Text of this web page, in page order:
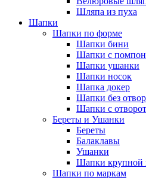
Шляпа из пуха
Шапки
Шапки по форме
Шапки бини
Шапки с
Шапки ушанки
Шапки носок
Шапка докер
Шапки без
Шапки с
Береты и Ушанки
Береты
Балаклавы
Ушанки
Шапки крупной
Шапки по маркам